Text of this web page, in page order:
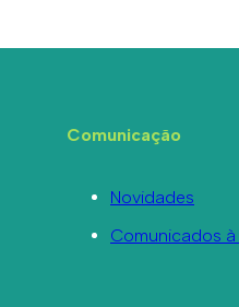
Comunicação
Novidades
Comunicados à